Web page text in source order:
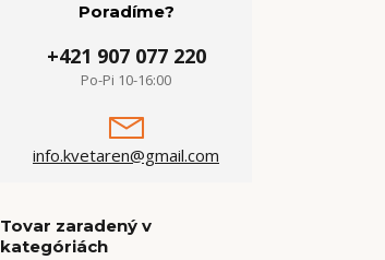
Poradíme?
+421 907 077 220
Po-Pi 10-16:00
info.kvetaren@gmail.com
Tovar zaradený v
kategóriách